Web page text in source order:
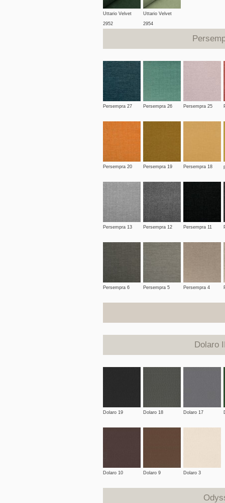
Uttario Velvet
2952
Uttario Velvet
2954
Persempra 27 Persempra 26 Persempra 25
Persempra 20 Persempra 19 Persempra 18
Persempra 13 Persempra 12 Persempra 11
Persempra 6 Persempra 5 Persempra 4
Dolaro
Dolaro 19 Dolaro 18 Dolaro 17
Dolaro 10 Dolaro 9 Dolaro 3